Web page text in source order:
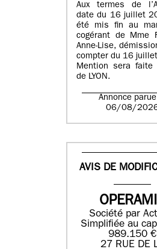
Aux termes de
date du 16 juillet
été mis fin au
cogérant de Mme
Anne-Lise,
compter du 16
Mention sera faite
de LYON.
Annonce
06/08/
AVIS DE
Société par
Simplifiée au
989.150 €
27 RUE DE